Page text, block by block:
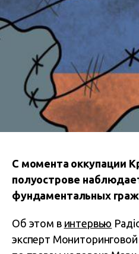
С момента оккупации
полуострове
фундаментальных
Об этом в интервью
эксперт